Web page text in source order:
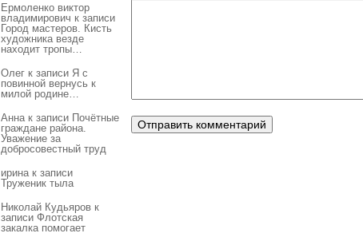
Ермоленко виктор
владимирович к записи
Город мастеров. Кисть
художника везде
находит тропы…
Олег к записи Я с
повинной вернусь к
милой родине…
Аннак записи Почётные
граждане района.
Уважение за
добросовестный труд
иринак записи
Труженик тыла
Николай Кудьяров к
записи Флотская
закалка помогает